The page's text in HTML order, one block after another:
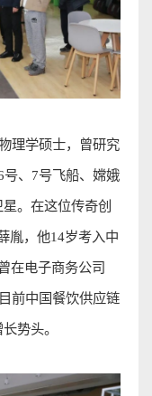
理学硕士，曾研究
号、 7号飞船、嫦娥
。在这位传奇创
胤，他14岁考入中
在电子商务公司
前中国餐饮供应链
长势头。